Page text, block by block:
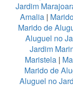
Jardim
Amalia|
Marido de
Aluguel no
Jardim
Maristela |
Marido de
Aluguel no